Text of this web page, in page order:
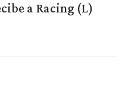
a Racing (L)